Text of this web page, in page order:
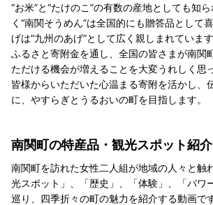
“お米”と“たけのこ”の有数の産地としても知
く“南関そうめん”は全国的にも贈答品として
げは“九州のあげ”として広く親しまれています
ふるさと寄附金を通し、全国の皆さまが南関
ただける機会が増えることを大変うれしく思
皆様からいただいた心温まる寄附を活かし、
に、やすらぎとうるおいの町を目指します。
南関町の特産品・観光スポット紹介
南関町を訪れた女性二人組が地域の人々と触
光スポット」、「歴史」、「体験」、「パワ
巡り、四季折々の町の魅力を紹介する動画です